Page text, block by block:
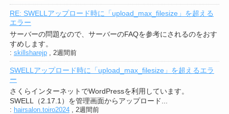
RE: SWELLアップロード時に「upload_max_filesize」を超える
エラー
サーバーの問題なので、サーバーのFAQを参考にされるのをおす
すめします。
: skillsharejp, 2週間前
SWELLアップロード時に「upload_max_filesize」を超えるエラ
ー
さくらインターネットでWordPressを利用しています。
SWELL（2.17.1）を管理画面からアップロード...
: hairsalon.toiro2024, 2週間前